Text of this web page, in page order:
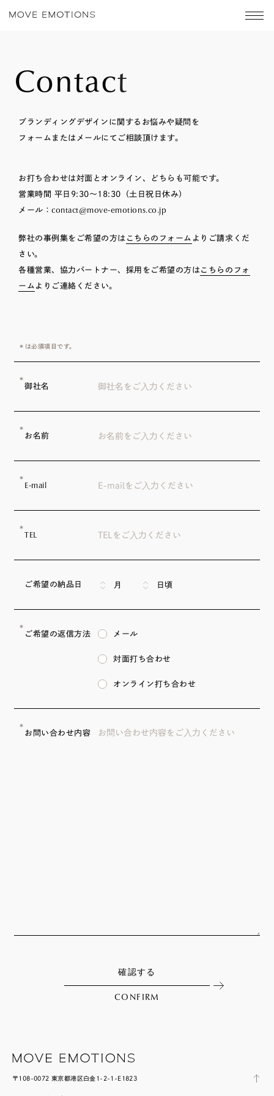
Contact
ブランディングデザインに関するお悩みや疑問を
フォームまたはメールにてご相談頂けます。
お打ち合わせは対面とオンライン、どちらも可能です。
営業時間 平日9:30～18:30（土日祝日休み）
メール：contact move-emotions.co.jp
弊社の事例集をご希望の方は こちらのフォーム よりご請求くだ
さい。
各種営業、協力パートナー、採用をご希望の方は こちらのフォ
ーム よりご連絡ください。
＊ は必須項目です。
＊
御社名
＊
お名前
＊
E-mail
＊
TEL
ご希望の納品日 月 日頃
＊
ご希望の返信方法 メール
対面打ち合わせ
オンライン打ち合わせ
＊
お問い合わせ内容
確認する
CONFIRM
〒108-0072 東京都港区白金1-2-1-E1823